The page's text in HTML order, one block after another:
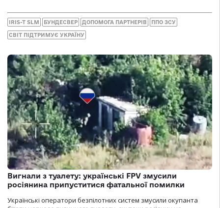
IRIS-T SLM БУНДЕСВЕР ДОПОМОГА ПАРТНЕРІВ ППО ЗСУ
СВІТ ПІДТРИМУЄ УКРАЇНУ
Вигнали з туалету: українські FPV змусили
росіянина припуститися фатальної помилки
Українські оператори безпілотних систем змусили окупанта